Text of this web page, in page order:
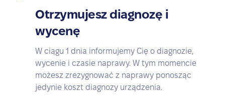
Otrzymujesz diagnozę i
wycenę
W ciągu 1 dnia informujemy Cię o diagnozie,
wycenie i czasie naprawy. W tym momencie
możesz zrezygnować z naprawy ponosząc
jedynie koszt diagnozy urządzenia.